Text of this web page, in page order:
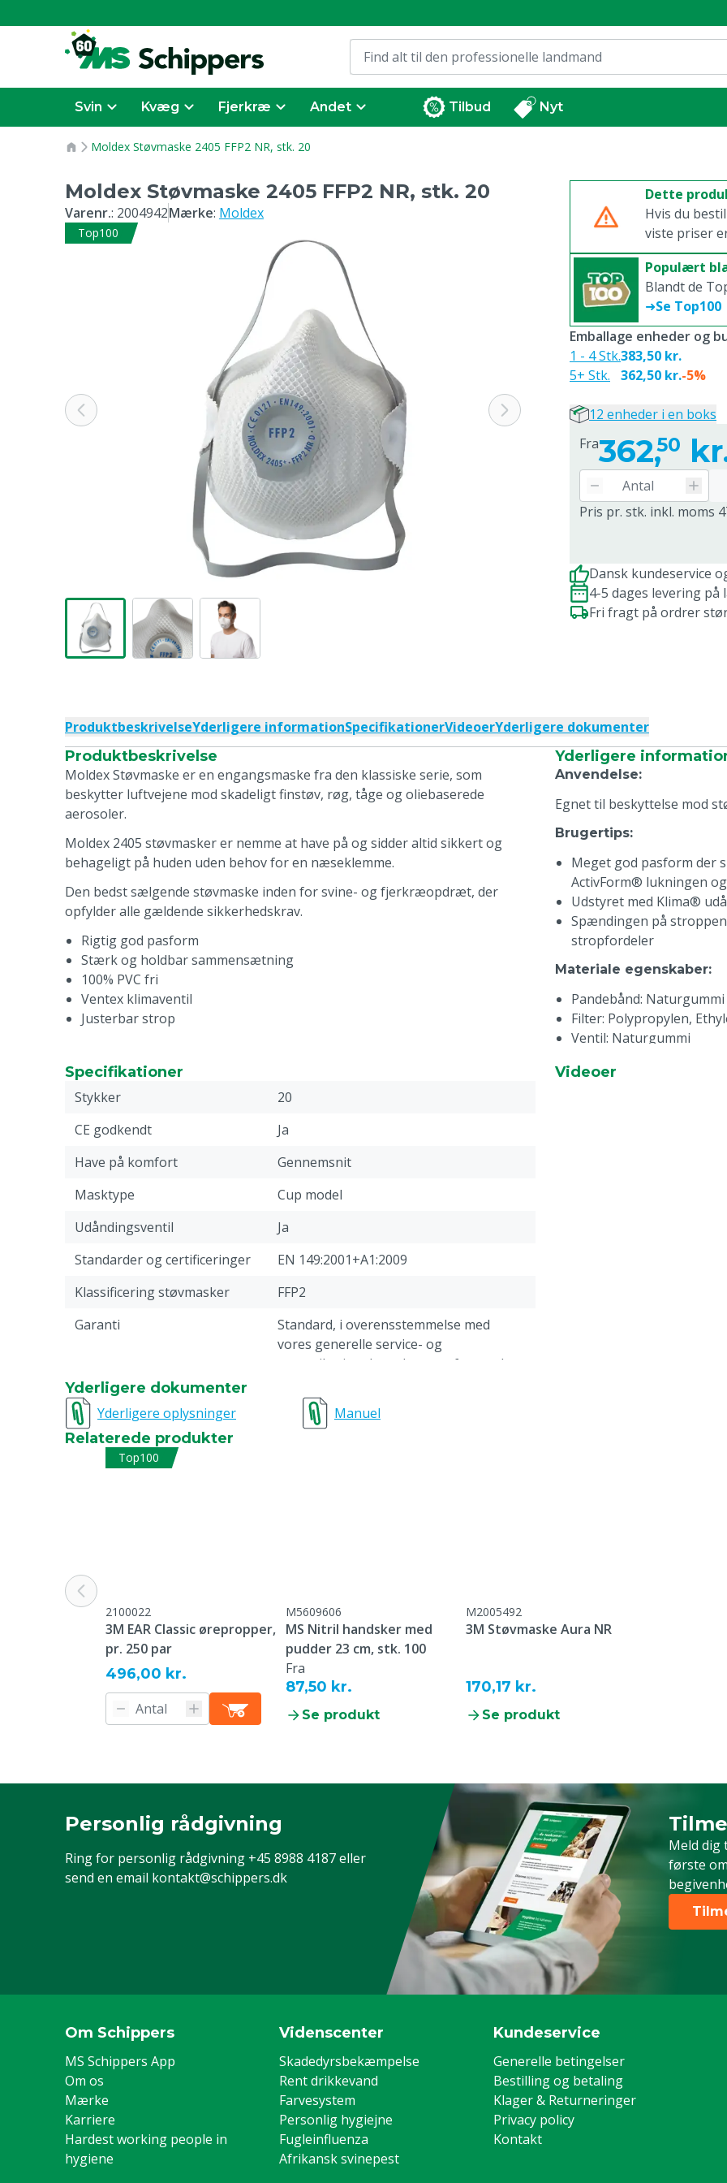
Svin Kvæg Fjerkræ Andet Tilbud Nyt
Moldex Støvmaske 2405 FFP2 NR, stk. 20
Moldex Støvmaske 2405 FFP2 NR, stk. 20
Varenr.: 2004942Mærke: Moldex
Top100
Dette
Hvis du
viste priser
Populært
Blandt de
➜Se Top100
Fra362,50
Pris pr. stk. inkl. moms
Emballage enheder og
1 - 4 Stk.
5+ Stk.
383,50 kr.
362,50 kr.-5%
12 enheder i en boks
Dansk kundeservice
4-5 dages levering på
Fri fragt på ordrer
ProduktbeskrivelseYderligere informationSpecifikationerVideoerYderligere dokumenter
Produktbeskrivelse
Moldex Støvmaske er en engangsmaske fra den klassiske serie, som
beskytter luftvejene mod skadeligt finstøv, røg, tåge og oliebaserede
aerosoler.
Moldex 2405 støvmasker er nemme at have på og sidder altid sikkert og
behageligt på huden uden behov for en næseklemme.
Den bedst sælgende støvmaske inden for svine- og fjerkræopdræt, der
opfylder alle gældende sikkerhedskrav.
Rigtig god pasform
Stærk og holdbar sammensætning
100% PVC fri
Ventex klimaventil
Justerbar strop
Yderligere
Anvendelse:
Egnet til beskyttelse mod
Brugertips:
Meget god pasform der
ActivForm® lukningen
Udstyret med Klima®
Spændingen på
stropfordeler
Materiale egenskaber:
Pandebånd: Naturgummi
Filter: Polypropylen,
Ventil: Naturgummi
Specifikationer
Specifikationer
Stykker
20
CE godkendt
Ja
Have på komfort
Gennemsnit
Masktype
Cup model
Udåndingsventil
Ja
Standarder og certificeringer
EN 149:2001+A1:2009
Klassificering støvmasker
FFP2
Garanti
Standard, i overensstemmelse med
vores generelle service- og
garantibetingelser, der er anført under
Returneringer" nederst på denne
webside.
Dokumentationsbemærkning
Dyregruppe
Farve
Hvid
Videoer
Yderligere dokumenter
Yderligere oplysninger
Manuel
Relaterede produkter
Top100
2100022
3M EAR Classic ørepropper,
pr. 250 par
496,00 kr.
M5609606
MS Nitril handsker med
pudder 23 cm, stk. 100
Fra
87,50 kr.
Se produkt
M2005492
3M Støvmaske Aura NR
170,17 kr.
Se produkt
Personlig rådgivning
Ring for personlig rådgivning +45 8988 4187eller
send en email kontakt@schippers.dk
Meld dig
første
Om Schippers
MS Schippers App
Om os
Mærke
Karriere
Hardest working people in
hygiene
Videnscenter
Skadedyrsbekæmpelse
Rent drikkevand
Farvesystem
Personlig hygiejne
Fugleinfluenza
Afrikansk svinepest
Kundeservice
Generelle betingelser
Bestilling og betaling
Klager & Returneringer
Privacy policy
Kontakt